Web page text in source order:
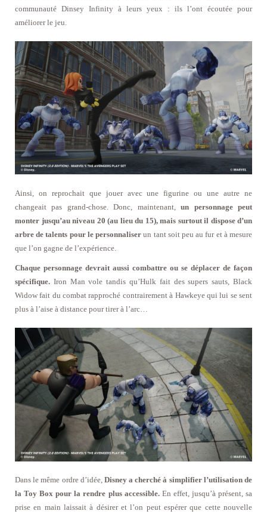
communauté Dinsey Infinity à leurs yeux : ils l’ont écoutée pour
améliorer le jeu.
Ainsi, on reprochait que jouer avec une figurine ou une autre ne
changeait pas grand-chose. Donc, maintenant,un personnage peut
monter jusqu’au niveau 20 (au lieu du 15), mais surtout il dispose d’un
arbre de talents pour le personnaliser un tant soit peu au fur et à mesure
que l’on gagne de l’expérience.
Chaque personnage devrait aussi combattre ou se déplacer de façon
spécifique. Iron Man vole tandis qu’Hulk fait des supers sauts, Black
Widow fait du combat rapproché contrairement à Hawkeye qui lui se sent
plus à l’aise à distance pour tirer à l’arc…
Dans le même ordre d’idée, Disney a cherché à simplifier l’utilisation de
la Toy Box pour la rendre plus accessible.En effet, jusqu’à présent, sa
prise en main laissait à désirer et l’on peut espérer que cette nouvelle